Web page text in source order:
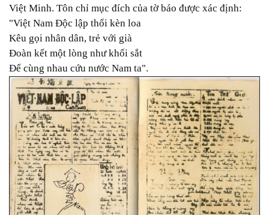
Việt Minh. Tôn chỉ mục đích của tờ báo được xác định:
"Việt Nam Độc lập thổi kèn loa
Kêu gọi nhân dân, trẻ với già
Đoàn kết một lòng như khối sắt
Để cùng nhau cứu nước Nam ta".